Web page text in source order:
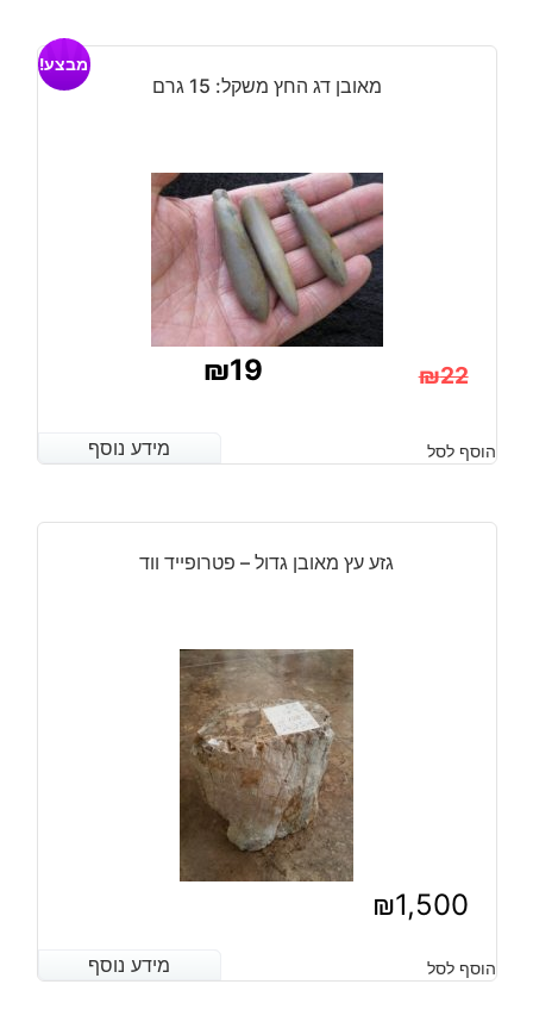
מאובן דג החץ משקל: 15 גרם
מבצע!
₪22
המקורי
₪19
הנוכחי
מידע נוסף הוסף לסל מידע נוסף
גזע עץ מאובן גדול – פטרופייד ווד
₪1,500
מידע נוסף הוסף לסל מידע נוסף